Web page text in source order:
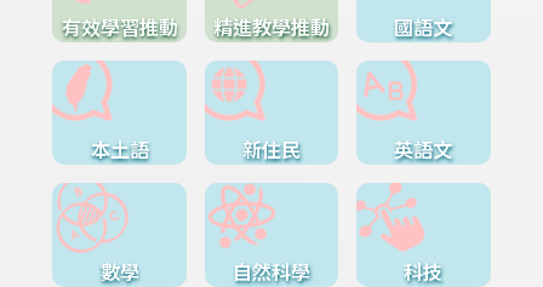
有效學習推動 精進教學推動 國語文
本土語 新住民 英語文
數學 自然科學 科技